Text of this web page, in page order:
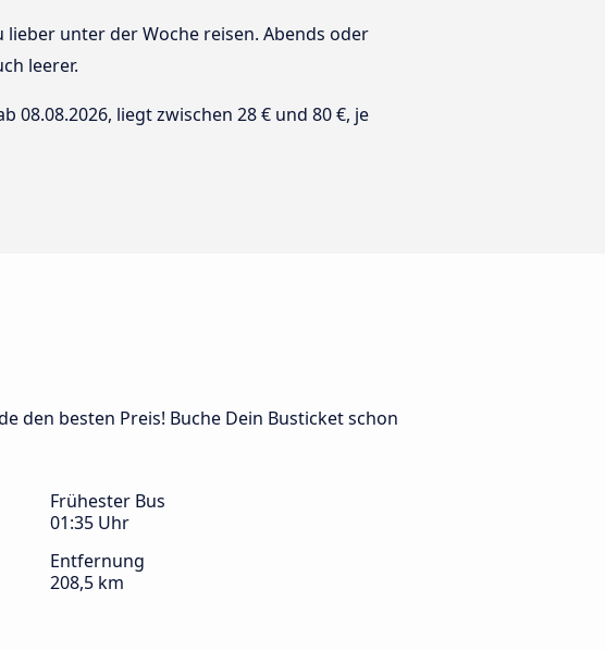
unter der Woche reisen. Abends oder
leerer.
08.08.2026, liegt zwischen 28 € und 80 €, je
den besten Preis! Buche Dein Busticket schon
Frühester Bus
01:35 Uhr
Entfernung
208,5 km